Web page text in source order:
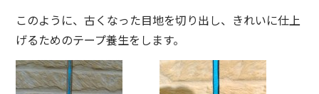
このように、古くなった目地を切り出し、きれいに仕上
げるためのテープ養生をします。